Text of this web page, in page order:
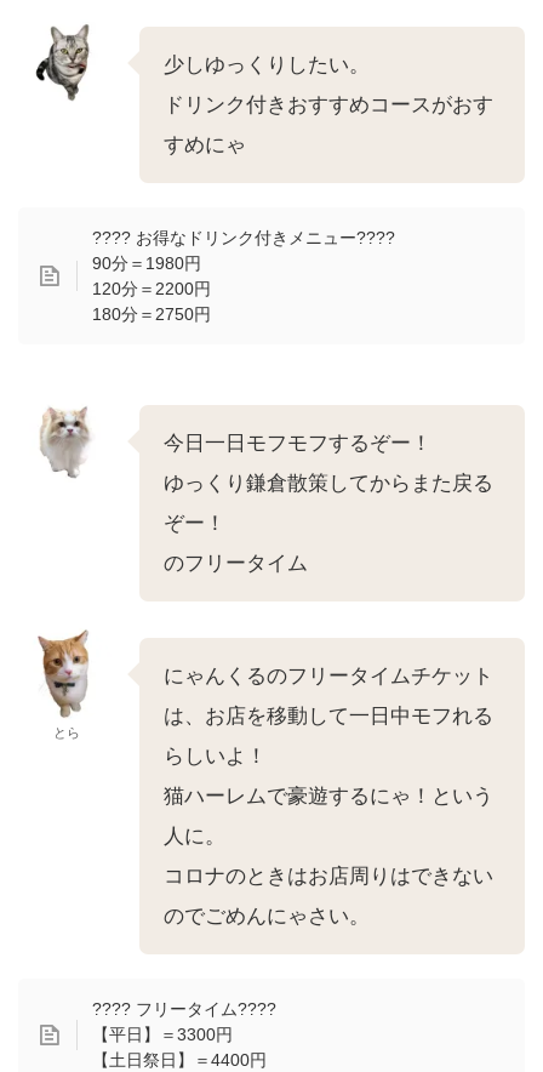
少しゆっくりしたい。
ドリンク付きおすすめコースがおす
すめにゃ
???? お得なドリンク付きメニュー????
90分＝1980円
120分＝2200円
180分＝2750円
今日一日モフモフするぞー！
ゆっくり鎌倉散策してからまた戻る
ぞー！
のフリータイム
とら
にゃんくるのフリータイムチケット
は、お店を移動して一日中モフれる
らしいよ！
猫ハーレムで豪遊するにゃ！という
人に。
コロナのときはお店周りはできない
のでごめんにゃさい。
???? フリータイム????
【平日】＝3300円
【土日祭日】＝4400円